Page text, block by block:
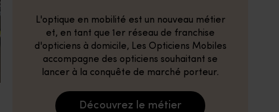
L'optique en mobilité est un nouveau métier
et, en tant que 1er réseau de franchise
d'opticiens à domicile, Les Opticiens Mobiles
accompagne des opticiens souhaitant se
lancer à la conquête de marché porteur.
Découvrez le métier